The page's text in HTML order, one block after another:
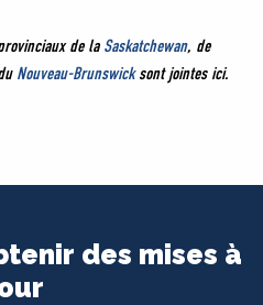
de la Saskatchewan, de
Nouveau-Brunswicksont jointes ici.
des mises à